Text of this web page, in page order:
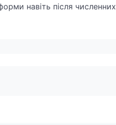
навіть після численних